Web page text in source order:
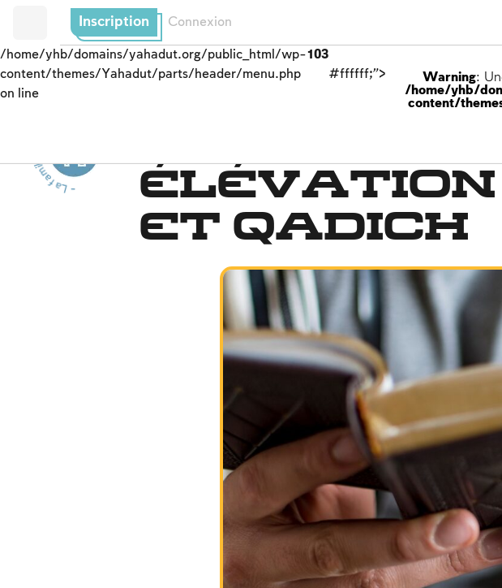
Inscription Connexion
/home/yhb/domains/yahadut.org/public_html/wp-
content/themes/Yahadut/parts/header/menu.php
on line
103
#ffffff;">
Warning:
/home/yhb/
content/
- L
a
f
a
m
il
l
j
u
i
v
e
-
L
a fam
ille
j
u
i
v
e Élévation
et Qadich